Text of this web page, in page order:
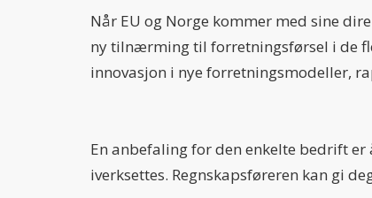
Når EU og Norge kommer med sine
ny tilnærming til forretningsførsel i de
innovasjon i nye forretningsmodeller,
En anbefaling for den enkelte bedrift
iverksettes. Regnskapsføreren kan gi